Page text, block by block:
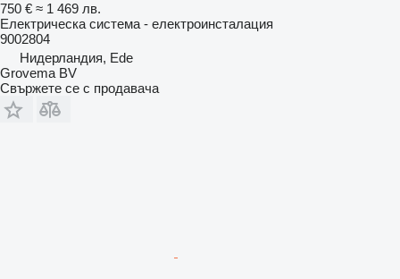
750 € ≈ 1 469 лв.
Електрическа система - електроинсталация
9002804
Нидерландия, Ede
Grovema BV
Свържете се с продавача